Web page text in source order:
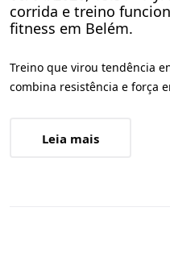
corrida e treino
fitness em Belém.
Treino que virou tendência
combina resistência e força
Leia mais